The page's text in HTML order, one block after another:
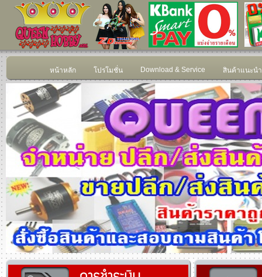
หน้าหลัก โปรโมชั่น Download & Service สินค้าแนะนำ